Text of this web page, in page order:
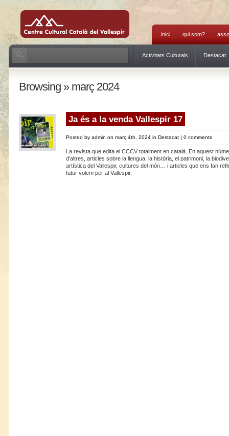
inici qui som?
Activitats Culturals Destacat
Browsing » març 2024
Ja és a la venda Vallespir 17
Posted by admin on març 4th, 2024 in Destacat | 0 comments
La revista que edita el CCCV totalment en català. En aquest
d’altres, articles sobre la llengua, la història, el patrimoni, la
artística del Vallespir, cultures del món… i articles que ens fan
futur volem per al Vallespir.